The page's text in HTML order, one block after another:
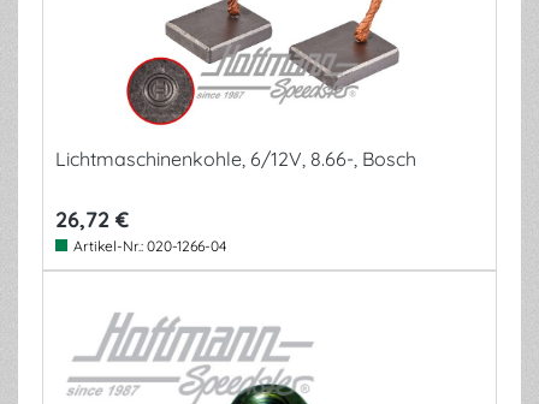
Lichtmaschinenkohle, 6/12V, 8.66-, Bosch
26,72 €
Artikel-Nr.: 020-1266-04